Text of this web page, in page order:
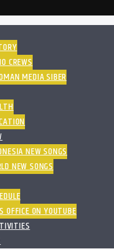
CREWS
MEDIA SIBER
NEW SONGS
NEW SONGS
OFFICE ON YOUTUBE